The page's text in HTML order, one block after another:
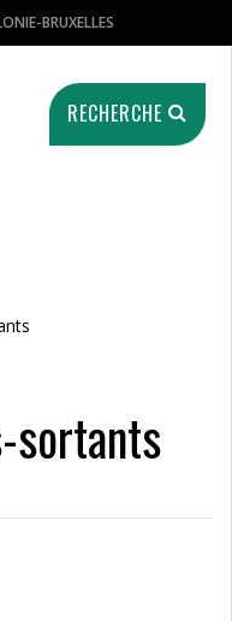
BRUXELLES
RECHERCHE
sortants